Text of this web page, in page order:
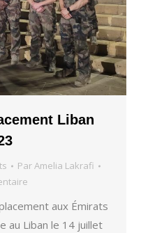
Liban
ParAmelia Lakrafi
aux Émirats
au Liban le 14 juillet